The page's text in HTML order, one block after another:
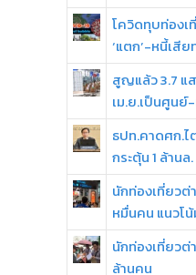
โควิดทุบท่องเ
‘แตก’-หนี้เสีย
สูญแล้ว 3.7 แ
เม.ย.เป็นศูนย์
ธปท.คาดศก.ไ
กระตุ้น 1 ล้านล
นักท่องเที่ยวต่
หมื่นคน แนวโน้
นักท่องเที่ยวต่
ล้านคน